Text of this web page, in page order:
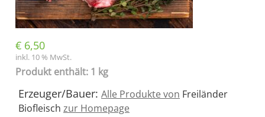
€ 6,50
inkl. 10 % MwSt.
Produkt enthält: 1 kg
Erzeuger/Bauer: Alle Produkte von Freiländer
Biofleisch zur Homepage